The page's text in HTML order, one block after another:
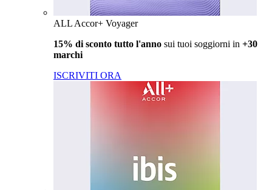
ALL Accor+ Voyager
15% di sconto tutto l'anno sui tuoi soggiorni in +30
marchi
ISCRIVITI ORA